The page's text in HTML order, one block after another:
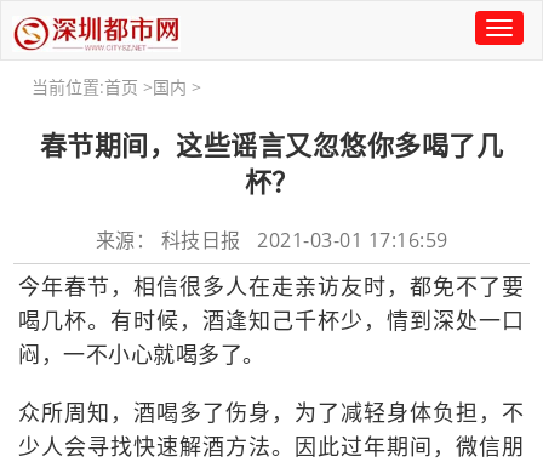
Toggle
当前位置:首页 >国内 >
春节期间，这些谣言又忽悠你多喝了几
杯？
来源： 科技日报 2021-03-01 17:16:59
今年春节，相信很多人在走亲访友时，都免不了要
喝几杯。有时候，酒逢知己千杯少，情到深处一口
闷，一不小心就喝多了。
众所周知，酒喝多了伤身，为了减轻身体负担，不
少人会寻找快速解酒方法。因此过年期间，微信朋